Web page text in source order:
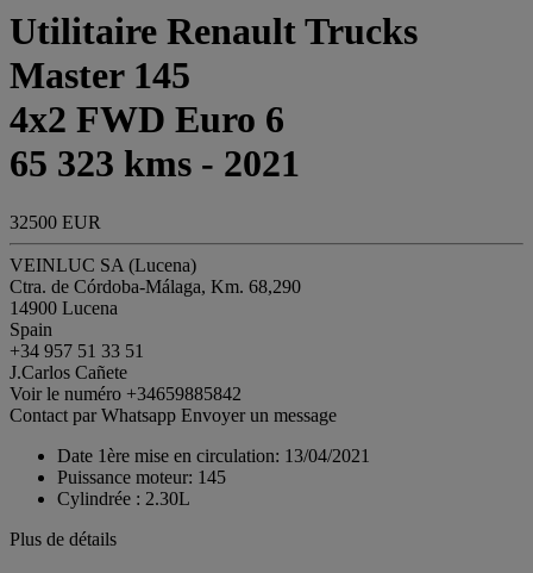
Utilitaire Renault Trucks
Master 145
4x2 FWD Euro 6
65 323 kms - 2021
32500 EUR
VEINLUC SA (Lucena)
Ctra. de Córdoba-Málaga, Km. 68,290
14900 Lucena
Spain
+34 957 51 33 51
J.Carlos Cañete
Voir le numéro +34659885842
Contact par Whatsapp Envoyer un message
Date 1ère mise en circulation: 13/04/2021
Puissance moteur: 145
Cylindrée : 2.30L
Plus de détails